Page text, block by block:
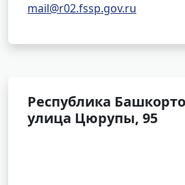
mail@r02.fssp.gov.ru
Республика
улица Цюрупы, 95